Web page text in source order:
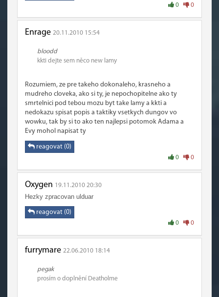
0 0
Enrage 20.11.2010 15:54
bloodd
kkti dejte sem něco new lamy
Rozumiem, ze pre takeho dokonaleho, krasneho a
mudreho cloveka, ako si ty, je nepochopitelne ako ty
smrtelnici pod tebou mozu byt take lamy a kkti a
nedokazu spisat popis a taktiky vsetkych dungov vo
wowku, tak by si to ako ten najlepsi potomok Adama a
Evy mohol napisat ty
reagovat (0)
0 0
Oxygen 19.11.2010 20:30
Hezky zpracovan ulduar
reagovat (0)
0 0
furrymare 22.06.2010 18:14
pegak
prosím o doplnění Deatholme